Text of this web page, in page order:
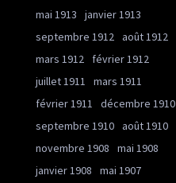
mai 1913
janvier 1913
septembre 1912 août 1912
mars 1912
février 1912
juillet 1911
mars 1911
février 1911
décembre 1910
septembre 1910 août 1910
novembre 1908
mai 1908
janvier 1908
mai 1907